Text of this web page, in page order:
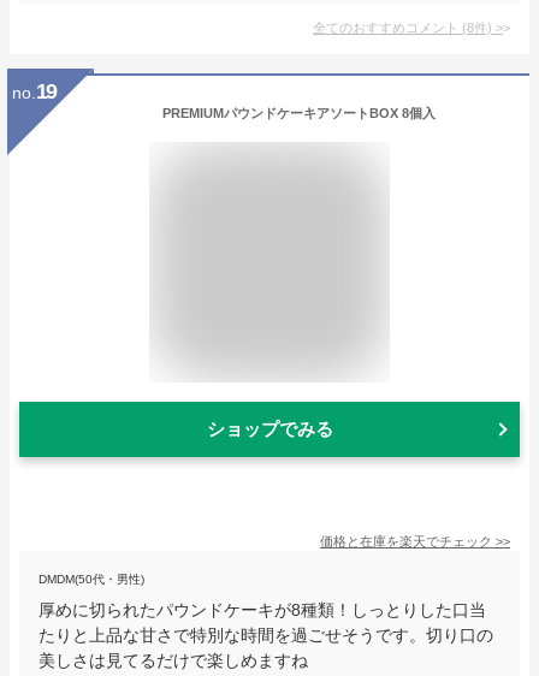
全てのおすすめコメント (8件) >
no. 19
PREMIUMパウンドケーキアソートBOX 8個入
ショップでみる
価格と在庫を楽天でチェック >>
DMDM(50代・男性)
厚めに切られたパウンドケーキが8種類！しっとりした口当
たりと上品な甘さで特別な時間を過ごせそうです。切り口の
美しさは見てるだけで楽しめますね